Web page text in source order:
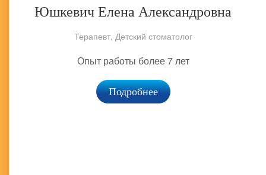
Юшкевич Елена Александровна
Терапевт, Детский стоматолог
Опыт работы более 7 лет
Подробнее